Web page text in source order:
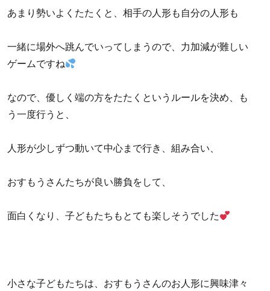
あまり勢いよくたたくと、相手の人形も自分の人形も
一緒に場外へ跳んでいってしまうので、力加減が難しい
ゲームですね
なので、優しく端の方をたたくというルールを決め、も
う一度行うと、
人形が少しずつ動いて中心まで行き、組み合い、
おすもうさんたちが良い勝負をして、
面白くなり、子どもたちもとても楽しそうでした
小さな子どもたちは、おすもうさんのお人形に興味津々